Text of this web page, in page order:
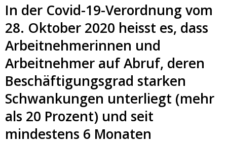
In der Covid-19-Verordnung vom
28. Oktober 2020 heisst es, dass
Arbeitnehmerinnen und
Arbeitnehmer auf Abruf, deren
Beschäftigungsgrad starken
Schwankungen unterliegt (mehr
als 20 Prozent) und seit
mindestens 6 Monaten